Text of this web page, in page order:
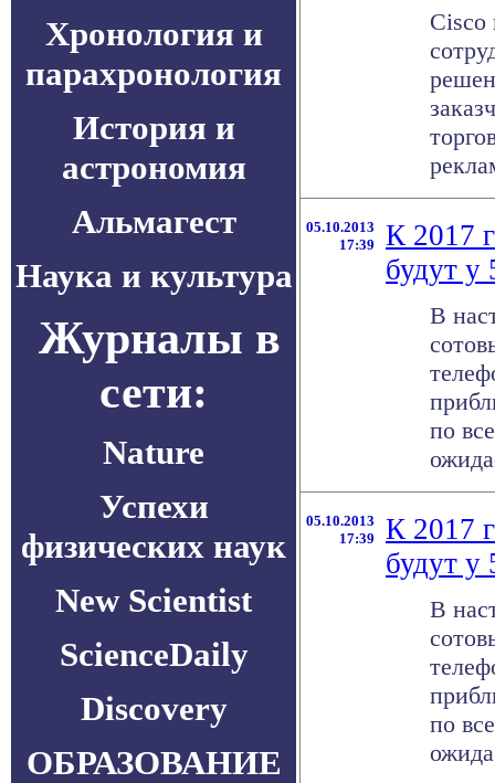
Хронология и
парахронология
История и
астрономия
Альмагест
Наука и культура
Журналы в
сети:
Nature
Успехи
физических наук
New Scientist
ScienceDaily
Discovery
ОБРАЗОВАНИЕ
Cisco
05.10.2013
17:39
К 2017
будут у
В
по
05.10.2013
17:39
К 2017
будут у
В
по